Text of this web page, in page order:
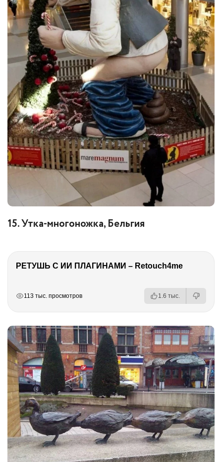
15. Утка-многоножка, Бельгия
РЕТУШЬ С ИИ ПЛАГИНАМИ – Retouch4me
113 тыс. просмотров 1.6 тыс.